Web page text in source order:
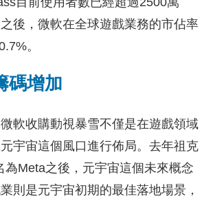
後，微軟在全球遊戲業務的市佔率
。
碼增加
軟收購動視暴雪不僅是在遊戲領域
宇宙這個風口進行佈局。去年祖克
為Meta之後，元宇宙這個未來概念
則是元宇宙初期的最佳落地場景，